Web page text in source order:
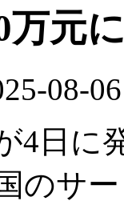
万元
08-06
4日に
のサ